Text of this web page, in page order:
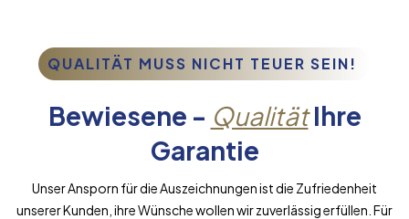
QUALITÄT MUSS NICHT TEUER SEIN!
Bewiesene - QualitätIhre
Garantie
Unser Ansporn für die Auszeichnungen ist die Zufriedenheit
unserer Kunden, ihre Wünsche wollen wir zuverlässig erfüllen. Für